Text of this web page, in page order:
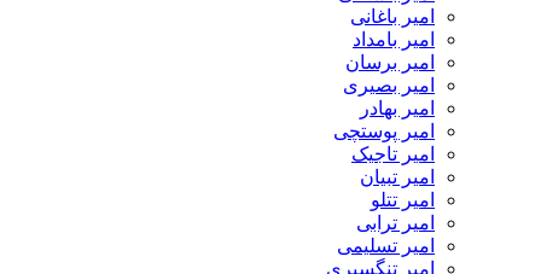
امیر باغانی
امیر بامداد
امیر برسان
امیر بصیری
امیر بهادر
امیر پوستچی
امیر تاجیک
امیر تبیان
امیر تتلو
امیر ترابی
امیر تسلیمی
امیر تنگسیری